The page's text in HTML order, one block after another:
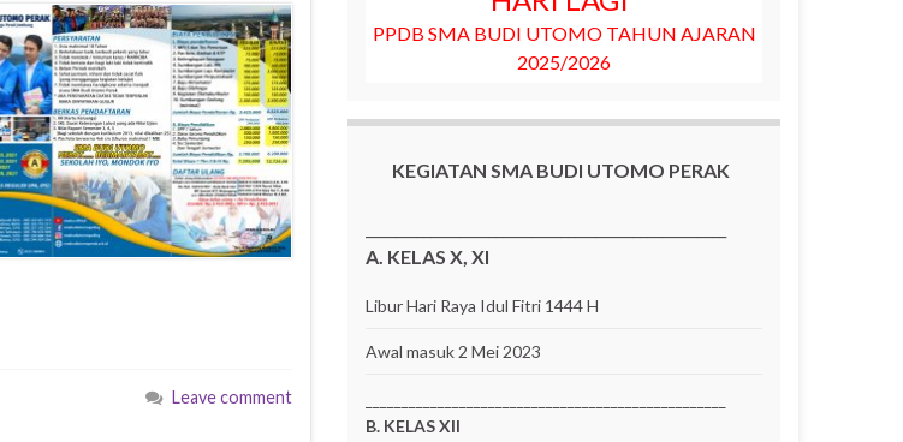
Leave comment
PPDB SMA BUDI UTOMO TAHUN AJARAN
2025/2026
KEGIATAN SMA BUDI UTOMO PERAK
A. KELAS X, XI
Libur Hari Raya Idul Fitri 1444 H
Awal masuk 2 Mei 2023
B. KELAS XII